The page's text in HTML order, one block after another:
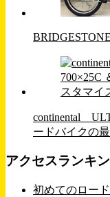
continental
ードバイクの
アクセスランキ
初めてのロー